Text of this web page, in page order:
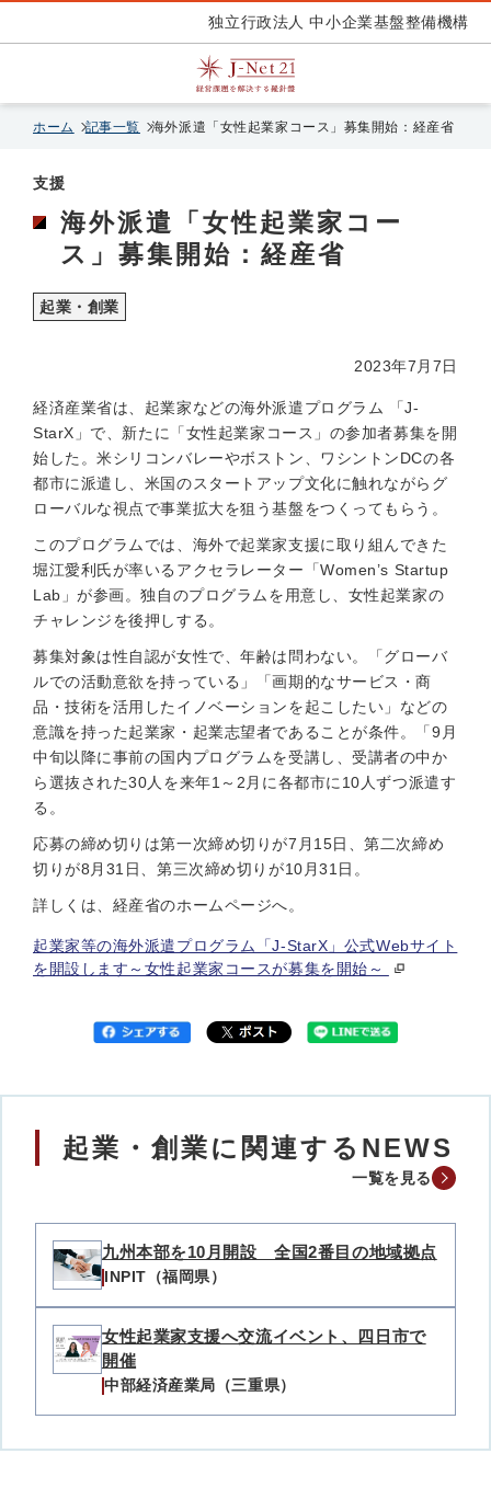
独立行政法人 中小企業基盤整備機構
ホーム 記事一覧 海外派遣「女性起業家コース」募集開始：経産省
支援
海外派遣「女性起業家コー
ス」募集開始：経産省
起業・創業
2023年7月7日
経済産業省は、起業家などの海外派遣プログラム 「J-
StarX」で、新たに「女性起業家コース」の参加者募集を開
始した。米シリコンバレーやボストン、ワシントンDCの各
都市に派遣し、米国のスタートアップ文化に触れながらグ
ローバルな視点で事業拡大を狙う基盤をつくってもらう。
このプログラムでは、海外で起業家支援に取り組んできた
堀江愛利氏が率いるアクセラレーター「Women’s Startup
Lab」が参画。独自のプログラムを用意し、女性起業家の
チャレンジを後押しする。
募集対象は性自認が女性で、年齢は問わない。「グローバ
ルでの活動意欲を持っている」「画期的なサービス・商
品・技術を活用したイノベーションを起こしたい」などの
意識を持った起業家・起業志望者であることが条件。「9月
中旬以降に事前の国内プログラムを受講し、受講者の中か
ら選抜された30人を来年1～2月に各都市に10人ずつ派遣す
る。
応募の締め切りは第一次締め切りが7月15日、第二次締め
切りが8月31日、第三次締め切りが10月31日。
詳しくは、経産省のホームページへ。
起業家等の海外派遣プログラム「J-StarX」公式Webサイト
を開設します～女性起業家コースが募集を開始～
起業・創業に関連するNEWS
一覧を見る
九州本部を10月開設 全国2番目の地域拠点
INPIT（福岡県）
女性起業家支援へ交流イベント、四日市で
開催
中部経済産業局（三重県）